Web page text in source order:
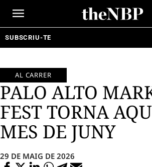
SUBSCRIU-TE
AL CARRER
PALO ALTO
FEST TORNA
MES DE JUNY
29 DE MAIG DE 2026